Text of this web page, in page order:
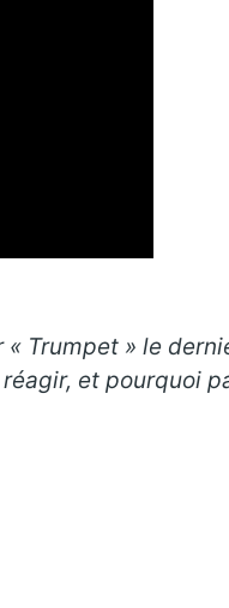
Trumpet » le
et pourquoi